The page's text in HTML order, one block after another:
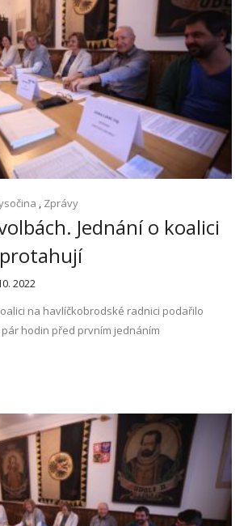
Zprávy
Jednání o koalici
2022
na havlíčkobrodské radnici podařilo
hodin před prvním jednáním